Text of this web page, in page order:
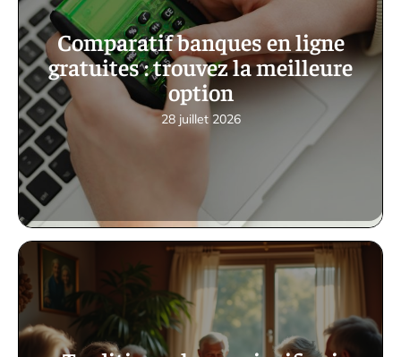
Comparatif banques en ligne
gratuites : trouvez la meilleure
option
28 juillet 2026